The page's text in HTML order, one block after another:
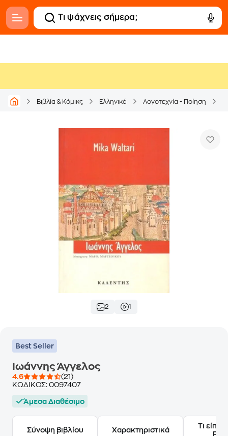
Βιβλία & Κόμικς Ελληνικά Λογοτεχνία - Ποίηση
2 1
Best Seller
Ιωάννης Άγγελος
4.6
(21)
ΚΩΔΙΚΟΣ: 0097407
Άμεσα Διαθέσιμο
Σύνοψη βιβλίου Χαρακτηριστικά
Τι